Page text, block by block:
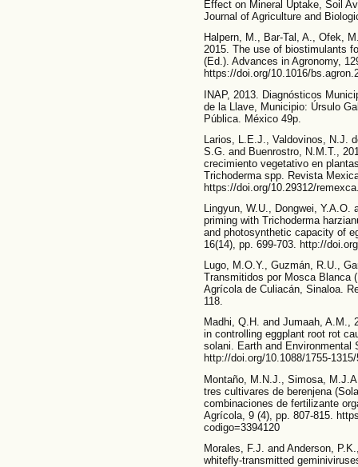
Effect on Mineral Uptake, Soil
Journal of Agriculture and
Halpern, M., Bar-Tal, A., Ofek,
2015. The use of biostimulants
(Ed.). Advances in Agronomy,
https://doi.org/10.1016/
INAP, 2013. Diagnósticos
de la Llave, Municipio: Úrsulo
Pública. México 49p.
Larios, L.E.J., Valdovinos, N.J.
S.G. and Buenrostro, N.M.T.,
crecimiento vegetativo en
Trichoderma spp. Revista
https://doi.org/10.29312/
Lingyun, W.U., Dongwei,
priming with Trichoderma
and photosynthetic capacity of
16(14), pp. 699-703. http://
Lugo, M.O.Y., Guzmán, R.U.,
Transmitidos por Mosca Blanca
Agrícola de Culiacán, Sinaloa.
118.
Madhi, Q.H. and Jumaah,
in controlling eggplant root rot
solani. Earth and Environmental
http://doi.org/10.1088/1755-
Montaño, M.N.J., Simosa,
tres cultivares de berenjena
combinaciones de fertilizante
Agrícola, 9 (4), pp. 807-815.
codigo=3394120
Morales, F.J. and Anderson,
whitefly-transmitted